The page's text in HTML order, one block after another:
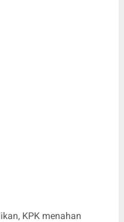
KPK menahan